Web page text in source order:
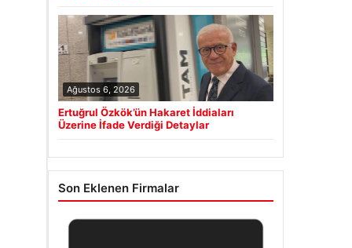
Ağustos 6, 2026
Ertuğrul Özkök’ün Hakaret İddiaları
Üzerine İfade Verdiği Detaylar
Son Eklenen Firmalar